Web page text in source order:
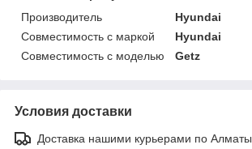
Производитель
Hyundai
Совместимость с маркой
Hyundai
Совместимость с моделью
Getz
Условия доставки
Доставка нашими курьерами по Алматы